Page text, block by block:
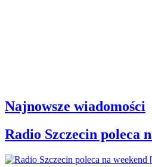
Najnowsze wiadomości
Radio Szczecin poleca